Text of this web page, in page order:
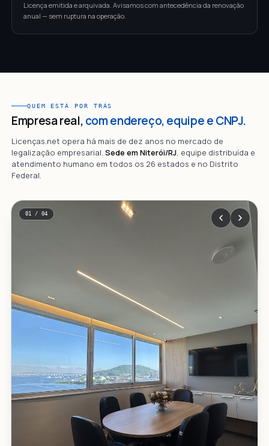
Licença emitida e arquivada. Avisamos com antecedência da renovação
anual — sem ruptura na operação.
QUEM ESTÁ POR TRÁS
Empresa real,com endereço, equipe e CNPJ.
Licenças.net opera há mais de dez anos no mercado de
legalização empresarial.Sede em Niterói/RJ, equipe distribuída e
atendimento humano em todos os 26 estados e no Distrito
Federal.
01 / 04